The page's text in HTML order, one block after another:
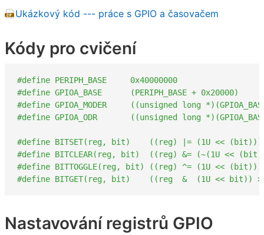
Ukázkový kód --- práce s GPIO a časovačem
Kódy pro cvičení
#define PERIPH_BASE     0x40000000
#define GPIOA_BASE	(PERIPH_BASE + 0x20000)
#define GPIOA_MODER     ((unsigned long
#define GPIOA_ODR 	((unsigned long
#define BITSET(reg, bit)    ((reg) |= (1U << (bit)))
#define BITCLEAR(reg, bit)  ((reg) &= (~(1U <<
#define BITTOGGLE(reg, bit) ((reg) ^= (1U << (bit)))
#define BITGET(reg, bit)    ((reg  &  (1U << bit))
Nastavování registrů GPIO